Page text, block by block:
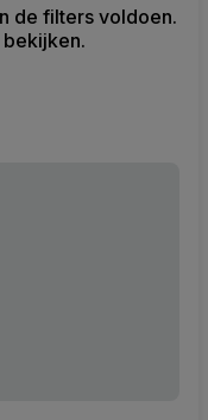
de filters voldoen.